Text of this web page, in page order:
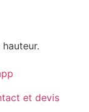
et devis